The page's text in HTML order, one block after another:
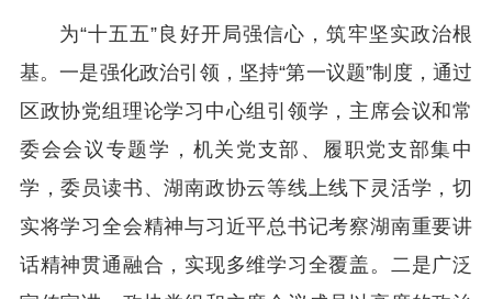
为“十五五”良好开局强信心，筑牢坚实政治根
基。一是强化政治引领，坚持“第一议题”制度，通过
区政协党组理论学习中心组引领学，主席会议和常
委会会议专题学，机关党支部、履职党支部集中
学，委员读书、湖南政协云等线上线下灵活学，切
实将学习全会精神与习近平总书记考察湖南重要讲
话精神贯通融合，实现多维学习全覆盖。二是广泛